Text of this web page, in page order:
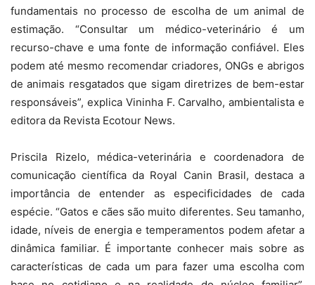
fundamentais no processo de escolha de um animal de
estimação. “Consultar um médico-veterinário é um
recurso-chave e uma fonte de informação confiável. Eles
podem até mesmo recomendar criadores, ONGs e abrigos
de animais resgatados que sigam diretrizes de bem-estar
responsáveis”, explica Vininha F. Carvalho, ambientalista e
editora da Revista Ecotour News.
Priscila Rizelo, médica-veterinária e coordenadora de
comunicação científica da Royal Canin Brasil, destaca a
importância de entender as especificidades de cada
espécie. “Gatos e cães são muito diferentes. Seu tamanho,
idade, níveis de energia e temperamentos podem afetar a
dinâmica familiar. É importante conhecer mais sobre as
características de cada um para fazer uma escolha com